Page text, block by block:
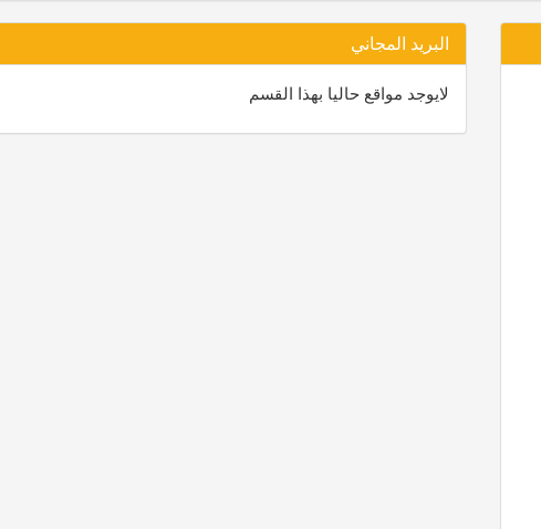
البريد المجاني
لايوجد مواقع حاليا بهذا القسم